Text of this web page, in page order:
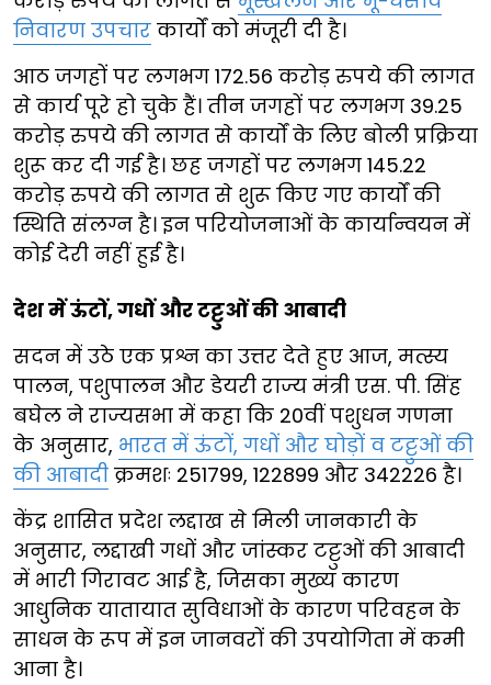
निवारण उपचार कार्यों को मंजूरी दी है।
आठ जगहों पर लगभग 172.56 करोड़ रुपये की लागत
से कार्य पूरे हो चुके हैं। तीन जगहों पर लगभग 39.25
करोड़ रुपये की लागत से कार्यों के लिए बोली प्रक्रिया
शुरू कर दी गई है। छह जगहों पर लगभग 145.22
करोड़ रुपये की लागत से शुरू किए गए कार्यों की
स्थिति संलग्न है। इन परियोजनाओं के कार्यान्वयन में
कोई देरी नहीं हुई है।
देश में ऊंटों, गधों और टट्टुओं की आबादी
सदन में उठे एक प्रश्न का उत्तर देते हुए आज, मत्स्य
पालन, पशुपालन और डेयरी राज्य मंत्री एस. पी. सिंह
बघेल ने राज्यसभा में कहा कि 20वीं पशुधन गणना
के अनुसार, भारत में ऊंटों, गधों और घोड़ों व टट्टुओं की
की आबादी क्रमशः 251799, 122899 और 342226 है।
केंद्र शासित प्रदेश लद्दाख से मिली जानकारी के
अनुसार, लद्दाखी गधों और जांस्कर टट्टुओं की आबादी
में भारी गिरावट आई है, जिसका मुख्य कारण
आधुनिक यातायात सुविधाओं के कारण परिवहन के
साधन के रूप में इन जानवरों की उपयोगिता में कमी
आना है।